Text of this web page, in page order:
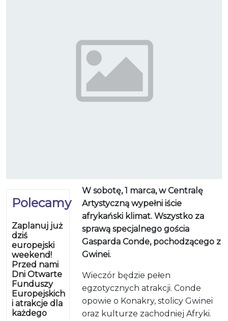
Polecamy
Zaplanuj już
dziś
europejski
weekend!
Przed nami
Dni Otwarte
Funduszy
Europejskich
i atrakcje dla
każdego
W sobotę, 1 marca, w Centralę
Artystyczną wypełni iście
afrykański klimat. Wszystko za
sprawą specjalnego gościa
Gasparda Conde, pochodzącego z
Gwinei.
Wieczór będzie pełen
egzotycznych atrakcji. Conde
opowie o Konakry, stolicy Gwinei
oraz kulturze zachodniej Afryki.